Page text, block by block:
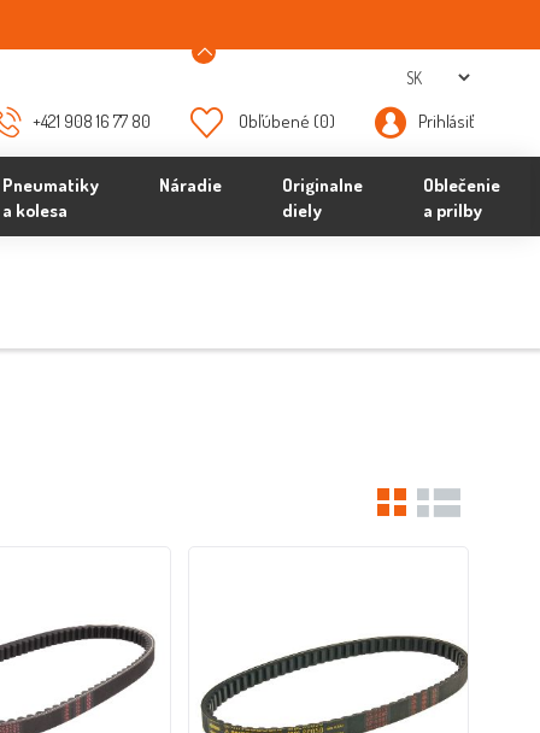
+421 908 16 77 80 Obľúbené (0) Prihlásiť
Pneumatiky
a kolesa
Náradie
Originalne
diely
Oblečenie
a prilby